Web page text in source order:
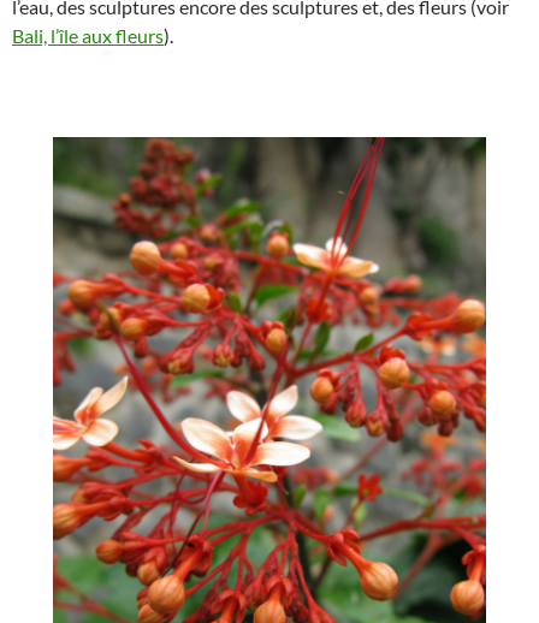
l’eau, des sculptures encore des sculptures et, des fleurs (voir
Bali, l’île aux fleurs).